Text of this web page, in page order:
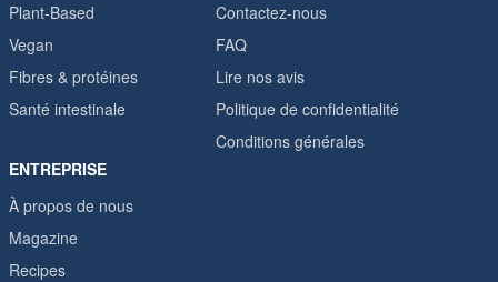
Plant-Based
Vegan
Fibres & protéines
Santé intestinale
Contactez-nous
FAQ
Lire nos avis
Politique de confidentialité
Conditions générales
ENTREPRISE
À propos de nous
Magazine
Recipes